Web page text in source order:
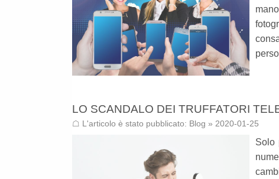
LO SCANDALO DEI TRUFFATORI
☖ L'articolo è stato pubblicato: Blog » 2020-01-25
Solo